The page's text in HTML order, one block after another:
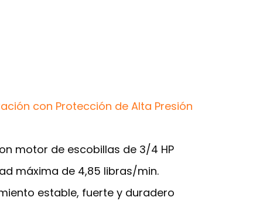
con Protección de Alta Presión
motor de escobillas de 3/4 HP
máxima de 4,85 libras/min.
estable, fuerte y duradero